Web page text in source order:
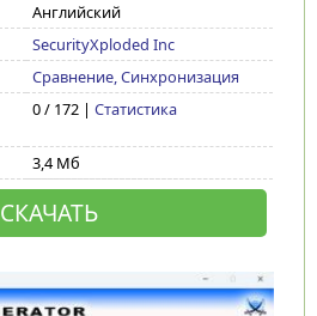
Английский
SecurityXploded Inc
Сравнение, Синхронизация
0 / 172 | Статистика
3,4 Мб
СКАЧАТЬ